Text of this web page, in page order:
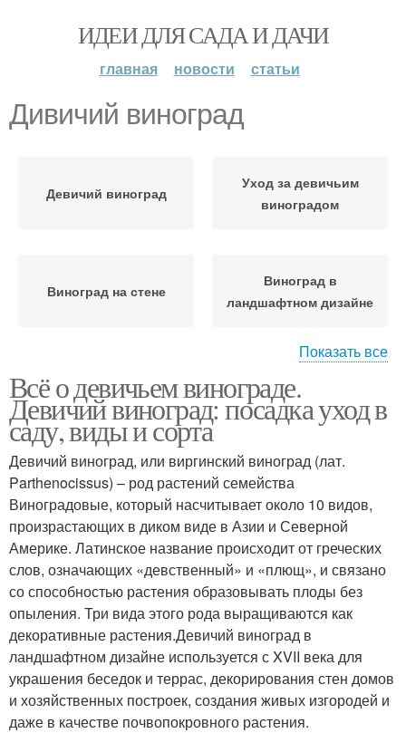
ИДЕИ ДЛЯ САДА И ДАЧИ
главная новости статьи
Дивичий виноград
Девичий виноград
Уход за девичьим
виноградом
Виноград на стене
Виноград в
ландшафтном дизайне
украшения
Показать все
Всё о девичьем винограде.
Девичий виноград: посадка уход в
саду, виды и сорта
Девичий виноград, или виргинский виноград (лат.
Parthenocissus) – род растений семейства
Виноградовые, который насчитывает около 10 видов,
произрастающих в диком виде в Азии и Северной
Америке. Латинское название происходит от греческих
слов, означающих «девственный» и «плющ», и связано
со способностью растения образовывать плоды без
опыления. Три вида этого рода выращиваются как
декоративные растения.Девичий виноград в
ландшафтном дизайне используется с XVII века для
украшения беседок и террас, декорирования стен домов
и хозяйственных построек, создания живых изгородей и
даже в качестве почвопокровного растения.